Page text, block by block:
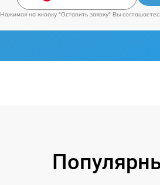
Нажимая на кнопку "Оставить заявку" Вы